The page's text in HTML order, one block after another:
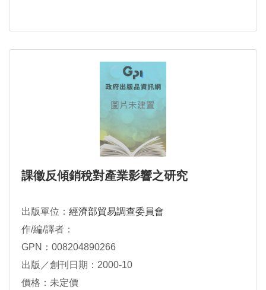
課徵反傾銷稅對產業影響之研究
出版單位： 經濟部貿易調查委員會
作/編/譯者：
GPN：008204890266
出版／創刊日期：2000-10
價格：未定價